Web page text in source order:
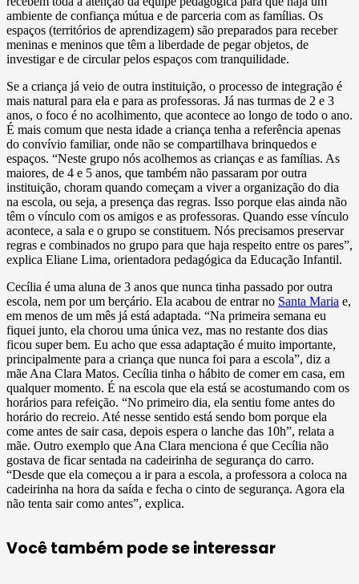
ambiente de confiança mútua e de parceria com as famílias. Os
espaços (territórios de aprendizagem) são preparados para receber
meninas e meninos que têm a liberdade de pegar objetos, de
investigar e de circular pelos espaços com tranquilidade.
Se a criança já veio de outra instituição, o processo de integração é
mais natural para ela e para as professoras. Já nas turmas de 2 e 3
anos, o foco é no acolhimento, que acontece ao longo de todo o ano.
É mais comum que nesta idade a criança tenha a referência apenas
do convívio familiar, onde não se compartilhava brinquedos e
espaços. “Neste grupo nós acolhemos as crianças e as famílias. As
maiores, de 4 e 5 anos, que também não passaram por outra
instituição, choram quando começam a viver a organização do dia
na escola, ou seja, a presença das regras. Isso porque elas ainda não
têm o vínculo com os amigos e as professoras. Quando esse vínculo
acontece, a sala e o grupo se constituem. Nós precisamos preservar
regras e combinados no grupo para que haja respeito entre os pares”,
explica Eliane Lima, orientadora pedagógica da Educação Infantil.
Cecília é uma aluna de 3 anos que nunca tinha passado por outra
escola, nem por um berçário. Ela acabou de entrar no Santa Maria e,
em menos de um mês já está adaptada. “Na primeira semana eu
fiquei junto, ela chorou uma única vez, mas no restante dos dias
ficou super bem. Eu acho que essa adaptação é muito importante,
principalmente para a criança que nunca foi para a escola”, diz a
mãe Ana Clara Matos. Cecília tinha o hábito de comer em casa, em
qualquer momento. É na escola que ela está se acostumando com os
horários para refeição. “No primeiro dia, ela sentiu fome antes do
horário do recreio. Até nesse sentido está sendo bom porque ela
come antes de sair casa, depois espera o lanche das 10h”, relata a
mãe. Outro exemplo que Ana Clara menciona é que Cecília não
gostava de ficar sentada na cadeirinha de segurança do carro.
“Desde que ela começou a ir para a escola, a professora a coloca na
cadeirinha na hora da saída e fecha o cinto de segurança. Agora ela
não tenta sair como antes”, explica.
Você também pode se interessar